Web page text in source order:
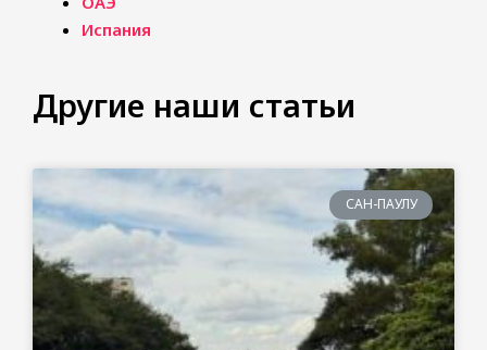
Испания
Другие наши статьи
САН-ПАУЛУ